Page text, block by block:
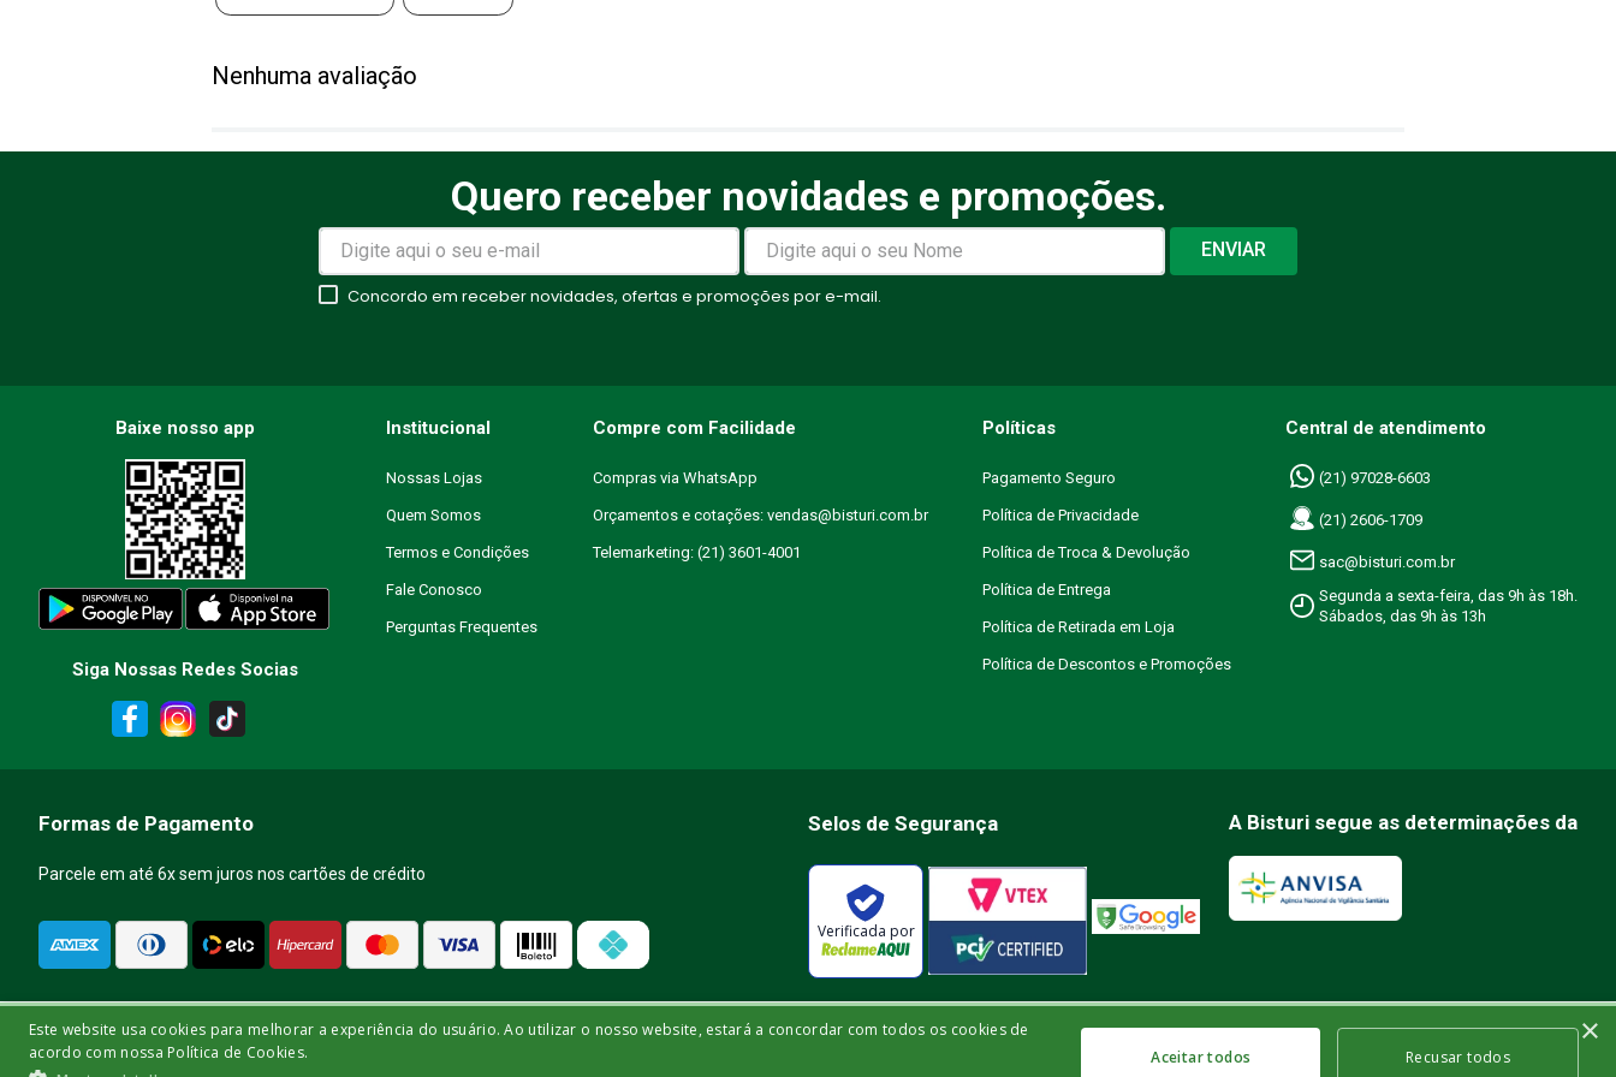
Avalie o produto de 1 a 5 estrelas
★★
Seu nome
Endereço de email
Escreva uma avaliação
Nenhuma avaliação
Quero receber novidades e promoções.
ENVIAR
Concordo em receber novidades, ofertas e promoções por e-mail.
Baixe nosso app
Siga Nossas Redes Socias
Institucional
Nossas Lojas
Quem Somos
Termos e Condições
Fale Conosco
Perguntas Frequentes
Compre com Facilidade
Compras via WhatsApp
Orçamentos e cotações: vendas@bisturi.com.br
Telemarketing: (21) 3601-4001
Políticas
Pagamento Seguro
Política de Privacidade
Política de Troca & Devolução
Política de Entrega
Política de Retirada em Loja
Política de Descontos e Promoções
Central de atendimento
(21) 97028-6603
(21) 2606-1709
sac@bisturi.com.br
Segunda a sexta-feira, das 9h às 18h.
Sábados, das 9h às 13h
Formas de Pagamento
Parcele em até 6x sem juros nos cartões de crédito
Selos de Segurança
Verificada por
A Bisturi segue as determinações da
Bisturi Distribuidora de Material Hospitalar Ltda | Rua Miguel de Frias, 150 - loja | Icaraí | Niterói - Rio de Janeiro | CEP: 24.220-003 | CNPJ: 32.561.144/0001-03 | Insc. Est.: 84.147.982 | Telefone: (21) 2606-1709. © 2021 bisturi.com.br. Todos
os Direitos Reservados. As informações aqui apresentadas não devem ser utilizadas para automedicação e não substituem, de forma alguma, as orientações fornecidas por profissionais da área médica. Apenas um médico está
×
Este website usa cookies para melhorar a experiência do usuário. Ao utilizar o nosso website, estará a concordar com todos os cookies de
acordo com nossa Política de Cookies.
Aceitar todos Recusar todos